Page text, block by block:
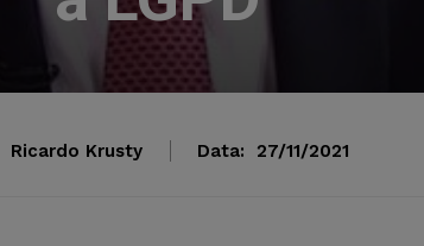
Ricardo Krusty Data: 27/11/2021